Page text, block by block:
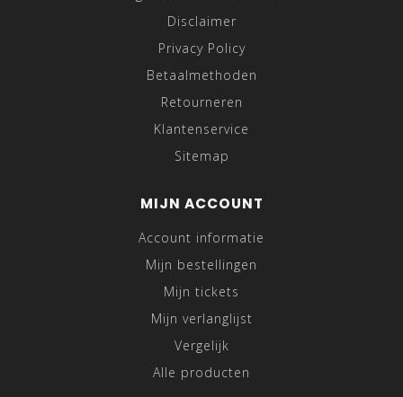
Disclaimer
Privacy Policy
Betaalmethoden
Retourneren
Klantenservice
Sitemap
MIJN ACCOUNT
Account informatie
Mijn bestellingen
Mijn tickets
Mijn verlanglijst
Vergelijk
Alle producten